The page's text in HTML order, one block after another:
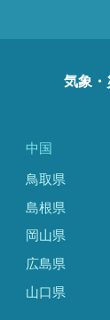
気象・
中国
鳥取県
島根県
岡山県
広島県
山口県